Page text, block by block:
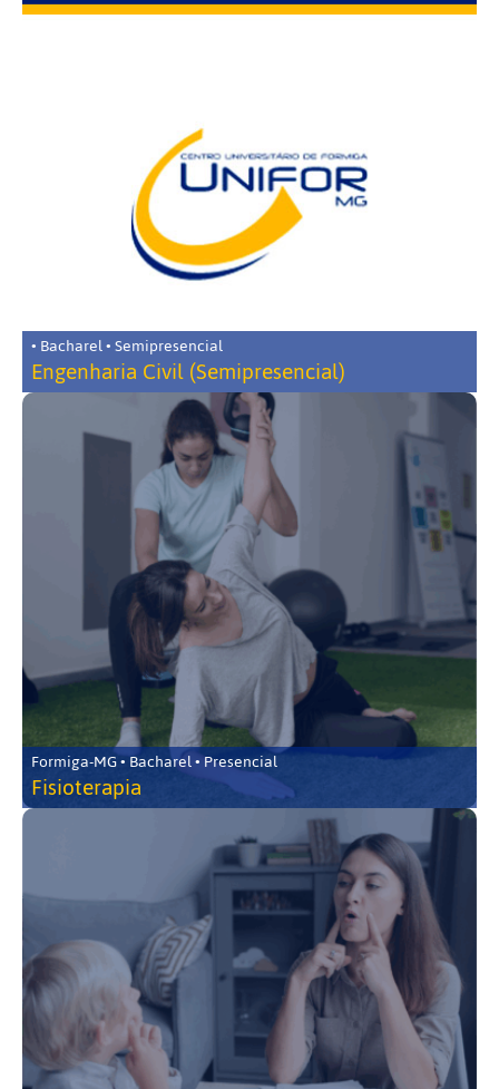
• Bacharel • Semipresencial
Engenharia Civil (Semipresencial)
Formiga-MG • Bacharel • Presencial
Fisioterapia